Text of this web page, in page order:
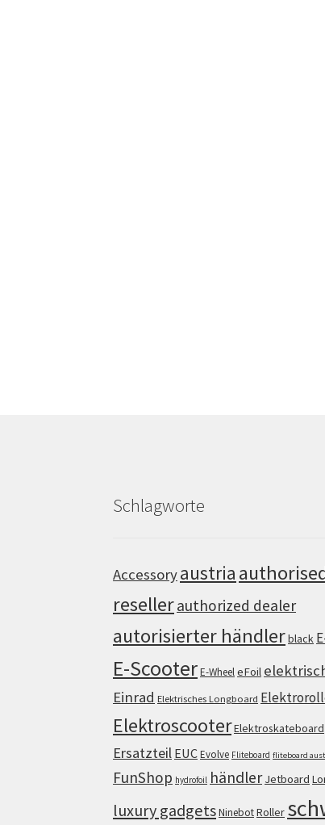
Schlagworte
Accessoryaustria
resellerauthorized dealer
autorisierter händlerblack
E-ScooterE-WheeleFoil
Einrad Elektrisches Longboard
ElektroscooterElektroskateboard
Ersatzteil EUCEvolve Fliteboard fliteboard
FunShop hydrofoil händler Jetboard
luxury gadgetsNinebotRoller